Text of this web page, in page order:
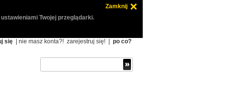
Zamknij
Twojej przeglądarki.
się | nie masz konta?! zarejestruj się! po co?